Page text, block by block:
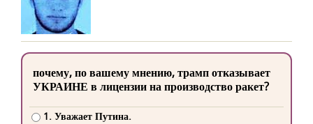
почему, по вашему мнению, трамп отказывает
УКРАИНЕ в лицензии на производство ракет?
1. Уважает Путина.